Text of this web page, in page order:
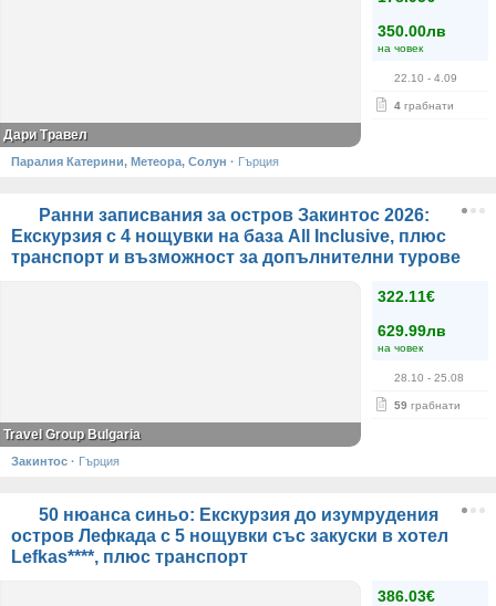
350.00лв
на човек
22.10 - 4.09
4 грабнати
Дари Травел
Паралия Катерини, Метеора, Солун · Гърция
Ранни записвания за остров Закинтос 2026:
Екскурзия с 4 нощувки на база All Inclusive, плюс
транспорт и възможност за допълнителни турове
322.11€
629.99лв
на човек
28.10 - 25.08
59 грабнати
Travel Group Bulgaria
Закинтос · Гърция
50 нюанса синьо: Екскурзия до изумрудения
остров Лефкада с 5 нощувки със закуски в хотел
Lefkas****, плюс транспорт
386.03€